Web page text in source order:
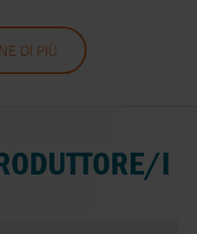
DI PIÙ
I